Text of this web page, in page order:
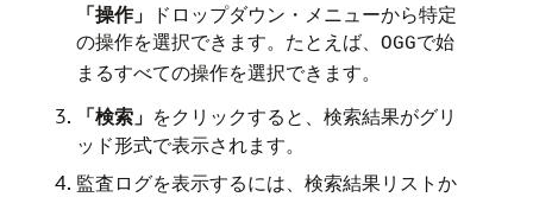
「操作」
ドロップダウン・メニューから特定
の操作を選択できます。たとえば、 OGGで始
まるすべての操作を選択できます。
「検索」 をクリックすると、検索結果がグリ
ッド形式で表示されます。
監査ログを表示するには、検索結果リストか